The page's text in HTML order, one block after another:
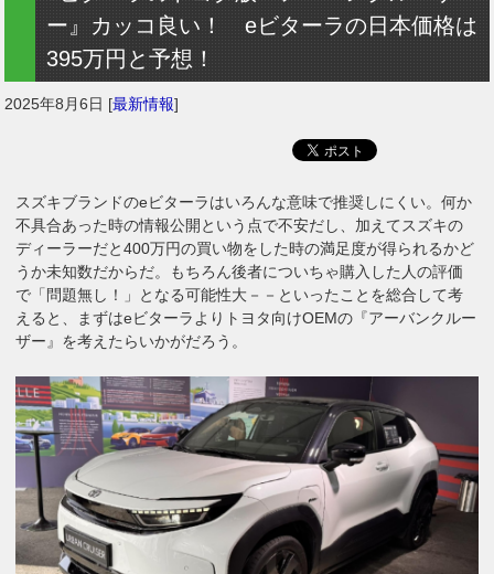
ー』カッコ良い！ eビターラの日本価格は
395万円と予想！
2025年8月6日 [最新情報]
スズキブランドのeビターラはいろんな意味で推奨しにくい。何か
不具合あった時の情報公開という点で不安だし、加えてスズキの
ディーラーだと400万円の買い物をした時の満足度が得られるかど
うか未知数だからだ。もちろん後者についちゃ購入した人の評価
で「問題無し！」となる可能性大－－といったことを総合して考
えると、まずはeビターラよりトヨタ向けOEMの『アーバンクルー
ザー』を考えたらいかがだろう。